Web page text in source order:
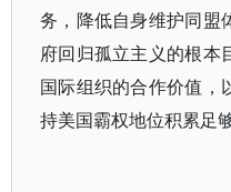
务，降低自身维护同盟
府回归孤立主义的根本
国际组织的合作价值，
持美国霸权地位积累足